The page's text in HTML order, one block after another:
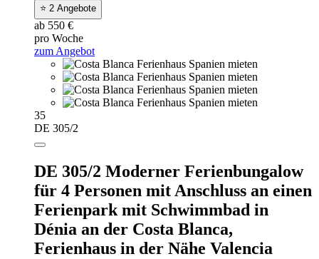
⭐ 2 Angebote
ab 550 €
pro Woche
zum Angebot
35
DE 305/2
DE 305/2 Moderner Ferienbungalow
für 4 Personen mit Anschluss an einen
Ferienpark mit Schwimmbad in
Dénia an der Costa Blanca,
Ferienhaus in der Nähe Valencia